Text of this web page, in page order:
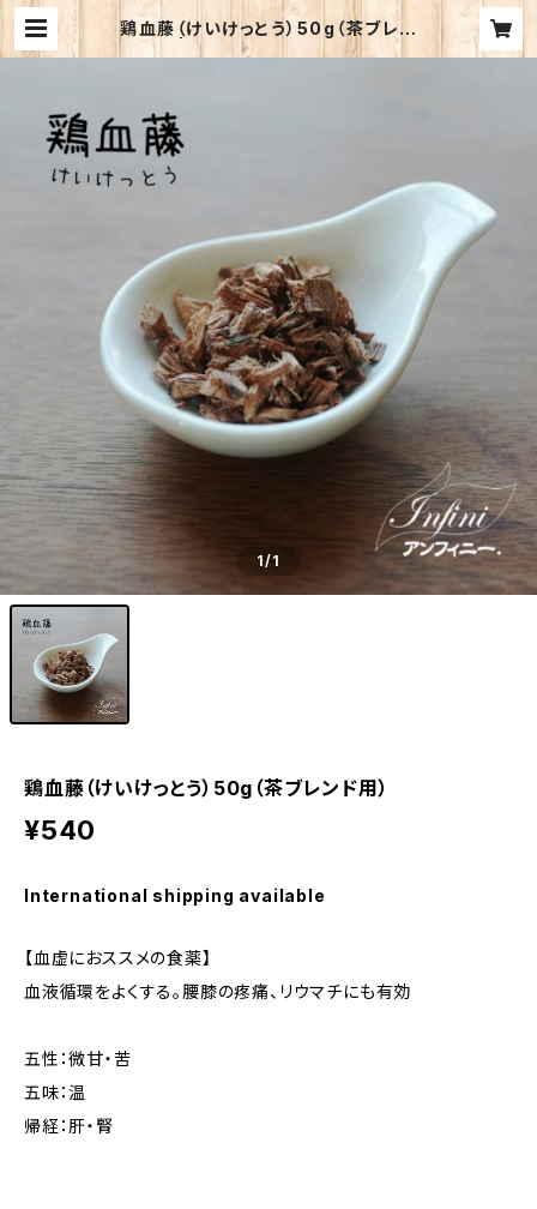
鶏血藤（けいけっとう）50g（茶ブレン
ド用） | 漢方養生サロン アンフィニ
1/1
鶏血藤（けいけっとう）50g（茶ブレンド用）
¥540
International shipping available
【血虚におススメの食薬】
血液循環をよくする。腰膝の疼痛、リウマチにも有効
五性：微甘・苦
五味：温
帰経：肝・腎